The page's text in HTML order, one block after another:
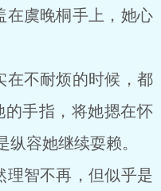
虞晚桐手上，她心
不耐烦的时候，都
的手指，将她摁在怀
纵容她继续耍赖。
智不再，但似乎是